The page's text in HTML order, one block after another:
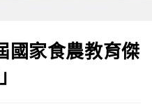
國家食農教育傑